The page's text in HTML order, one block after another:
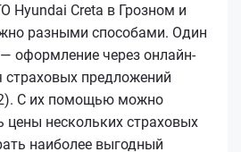
Hyundai Creta в Грозном и
разными способами. Один
оформление через онлайн-
страховых предложений
С их помощью можно
цены нескольких страховых
наиболее выгодный